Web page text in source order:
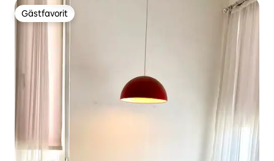
Gästfavorit
Gästfavorit